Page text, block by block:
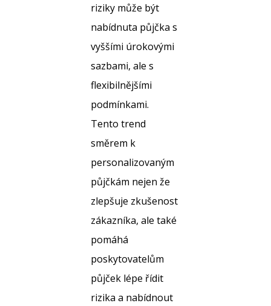
riziky může být
nabídnuta půjčka s
vyššími úrokovými
sazbami, ale s
flexibilnějšími
podmínkami.
Tento trend
směrem k
personalizovaným
půjčkám nejen že
zlepšuje zkušenost
zákazníka, ale také
pomáhá
poskytovatelům
půjček lépe řídit
rizika a nabídnout